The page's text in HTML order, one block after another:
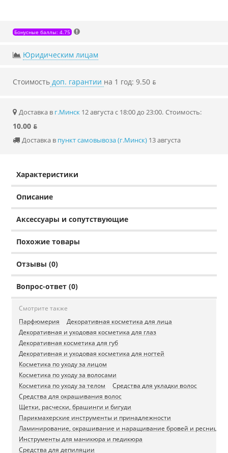
Бонусные баллы: 4.75
Юридическим лицам
Стоимость доп. гарантии на 1 год: 9.50 ƃ
Доставка в г.Минск 12 августа с 18:00 до 23:00. Стоимость:
10.00 ƃ
Доставка в пункт самовывоза (г.Минск) 13 августа
Характеристики
Описание
Аксессуары и сопутствующие
Похожие товары
Отзывы (0)
Вопрос-ответ (0)
Смотрите также
Парфюмерия
Декоративная косметика для лица
Декоративная и уходовая косметика для глаз
Декоративная косметика для губ
Декоративная и уходовая косметика для ногтей
Косметика по уходу за лицом
Косметика по уходу за волосами
Косметика по уходу за телом
Средства для укладки волос
Средства для окрашивания волос
Щетки, расчески, брашинги и бигуди
Парикмахерские инструменты и принадлежности
Ламинирование, окрашивание и наращивание бровей и ресниц
Инструменты для маникюра и педикюра
Средства для депиляции